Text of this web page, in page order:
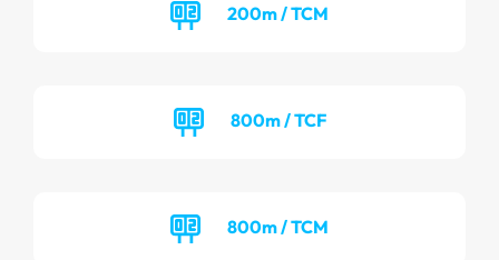
200m / TCM
800m / TCF
800m / TCM